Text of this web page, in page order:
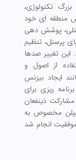
تکنولوژی،
منطقه ای خود
پوشش دهی
پرسنل، تنظیم
این تغییر صدها
از اصول و
ایجاد بیزنس
ریزی برای
ذینفعان
مخصوص به
انجام شد